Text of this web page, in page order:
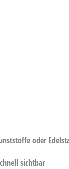
oder
sichtbar